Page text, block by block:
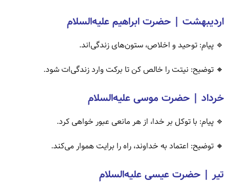
اردیبهشت | حضرت ابراهیم علیه‌السلام
🔹 پیام: توحید و اخلاص، ستون‌های زندگی‌اند.
🔸 توضیح: نیتت را خالص کن تا برکت وارد زندگی‌ات شود.
خرداد | حضرت موسی علیه‌السلام
🔹 پیام: با توکل بر خدا، از هر مانعی عبور خواهی کرد.
🔸 توضیح: اعتماد به خداوند، راه را برایت هموار می‌کند.
تیر | حضرت عیسی علیه‌السلام